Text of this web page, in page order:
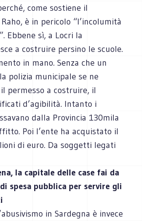
come sostiene il
è in pericolo “l’incolumità
Ebbene sì, a Locri la
a costruire persino le scuole.
in mano. Senza che un
polizia municipale se ne
permesso a costruire, il
d’agibilità. Intanto i
dalla Provincia 130mila
Poi l’ente ha acquistato il
di euro. Da soggetti legati
la capitale delle case fai da
spesa pubblica per servire gli
in Sardegna è invece